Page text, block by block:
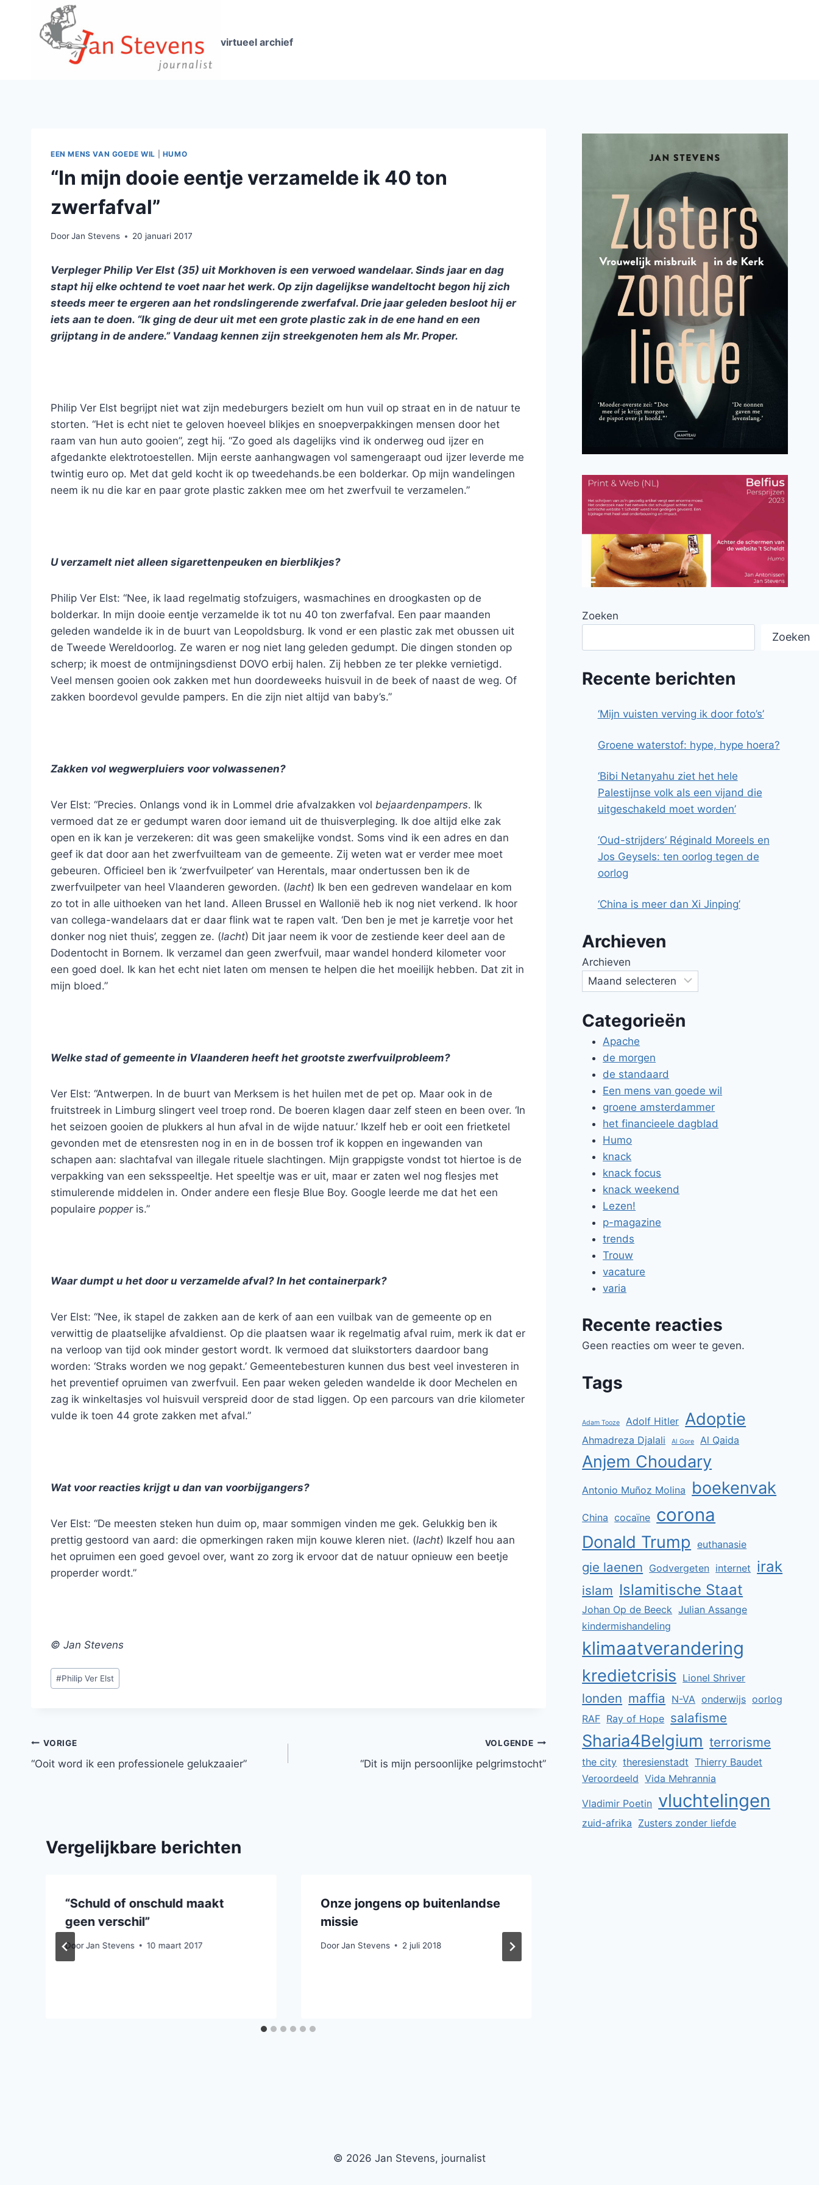
virtueel archief
EEN MENS VAN GOEDE WIL HUMO
“In mijn dooie eentje verzamelde ik 40 ton
zwerfafval”
DoorJan Stevens 20 januari 2017
Verpleger Philip Ver Elst (35) uit Morkhoven is een verwoed wandelaar. Sinds jaar en dag
stapt hij elke ochtend te voet naar het werk. Op zijn dagelijkse wandeltocht begon hij zich
steeds meer te ergeren aan het rondslingerende zwerfafval. Drie jaar geleden besloot hij er
iets aan te doen. “Ik ging de deur uit met een grote plastic zak in de ene hand en een
grijptang in de andere.” Vandaag kennen zijn streekgenoten hem als Mr. Proper.
Philip Ver Elst begrijpt niet wat zijn medeburgers bezielt om hun vuil op straat en in de natuur te
storten. “Het is echt niet te geloven hoeveel blikjes en snoepverpakkingen mensen door het
raam van hun auto gooien”, zegt hij. “Zo goed als dagelijks vind ik onderweg oud ijzer en
afgedankte elektrotoestellen. Mijn eerste aanhangwagen vol samengeraapt oud ijzer leverde me
twintig euro op. Met dat geld kocht ik op tweedehands.be een bolderkar. Op mijn wandelingen
neem ik nu die kar en paar grote plastic zakken mee om het zwerfvuil te verzamelen.”
U verzamelt niet alleen sigarettenpeuken en bierblikjes?
Philip Ver Elst: “Nee, ik laad regelmatig stofzuigers, wasmachines en droogkasten op de
bolderkar. In mijn dooie eentje verzamelde ik tot nu 40 ton zwerfafval. Een paar maanden
geleden wandelde ik in de buurt van Leopoldsburg. Ik vond er een plastic zak met obussen uit
de Tweede Wereldoorlog. Ze waren er nog niet lang geleden gedumpt. Die dingen stonden op
scherp; ik moest de ontmijningsdienst DOVO erbij halen. Zij hebben ze ter plekke vernietigd.
Veel mensen gooien ook zakken met hun doordeweeks huisvuil in de beek of naast de weg. Of
zakken boordevol gevulde pampers. En die zijn niet altijd van baby’s.”
Zakken vol wegwerpluiers voor volwassenen?
Ver Elst: “Precies. Onlangs vond ik in Lommel drie afvalzakken vol bejaardenpampers. Ik
vermoed dat ze er gedumpt waren door iemand uit de thuisverpleging. Ik doe altijd elke zak
open en ik kan je verzekeren: dit was geen smakelijke vondst. Soms vind ik een adres en dan
geef ik dat door aan het zwerfvuilteam van de gemeente. Zij weten wat er verder mee moet
gebeuren. Officieel ben ik ‘zwerfvuilpeter’ van Herentals, maar ondertussen ben ik de
zwerfvuilpeter van heel Vlaanderen geworden. (lacht) Ik ben een gedreven wandelaar en kom
zo tot in alle uithoeken van het land. Alleen Brussel en Wallonië heb ik nog niet verkend. Ik hoor
van collega-wandelaars dat er daar flink wat te rapen valt. ‘Den ben je met je karretje voor het
donker nog niet thuis’, zeggen ze. (lacht) Dit jaar neem ik voor de zestiende keer deel aan de
Dodentocht in Bornem. Ik verzamel dan geen zwerfvuil, maar wandel honderd kilometer voor
een goed doel. Ik kan het echt niet laten om mensen te helpen die het moeilijk hebben. Dat zit in
mijn bloed.”
Welke stad of gemeente in Vlaanderen heeft het grootste zwerfvuilprobleem?
Ver Elst: “Antwerpen. In de buurt van Merksem is het huilen met de pet op. Maar ook in de
fruitstreek in Limburg slingert veel troep rond. De boeren klagen daar zelf steen en been over. ‘In
het seizoen gooien de plukkers al hun afval in de wijde natuur.’ Ikzelf heb er ooit een frietketel
gevonden met de etensresten nog in en in de bossen trof ik koppen en ingewanden van
schapen aan: slachtafval van illegale rituele slachtingen. Mijn grappigste vondst tot hiertoe is de
verpakking van een seksspeeltje. Het speeltje was er uit, maar er zaten wel nog flesjes met
stimulerende middelen in. Onder andere een flesje Blue Boy. Google leerde me dat het een
populaire popper is.”
Waar dumpt u het door u verzamelde afval? In het containerpark?
Ver Elst: “Nee, ik stapel de zakken aan de kerk of aan een vuilbak van de gemeente op en
verwittig de plaatselijke afvaldienst. Op die plaatsen waar ik regelmatig afval ruim, merk ik dat er
na verloop van tijd ook minder gestort wordt. Ik vermoed dat sluikstorters daardoor bang
worden: ‘Straks worden we nog gepakt.’ Gemeentebesturen kunnen dus best veel investeren in
het preventief opruimen van zwerfvuil. Een paar weken geleden wandelde ik door Mechelen en
zag ik winkeltasjes vol huisvuil verspreid door de stad liggen. Op een parcours van drie kilometer
vulde ik toen 44 grote zakken met afval.”
Wat voor reacties krijgt u dan van voorbijgangers?
Ver Elst: “De meesten steken hun duim op, maar sommigen vinden me gek. Gelukkig ben ik
prettig gestoord van aard: die opmerkingen raken mijn kouwe kleren niet. (lacht) Ikzelf hou aan
het opruimen een goed gevoel over, want zo zorg ik ervoor dat de natuur opnieuw een beetje
properder wordt.”
© Jan Stevens
Bericht
tags:
#Philip Ver Elst
Bericht
navigatie
VORIGE
“Ooit word ik een professionele gelukzaaier”
VOLGENDE
“Dit is mijn persoonlijke pelgrimstocht”
Vergelijkbare berichten
“Schuld of onschuld maakt
geen verschil”
DoorJan Stevens 10 maart 2017
Onze jongens op buitenlandse
missie
Door Jan Stevens 2 juli 2018
Zoeken
Zoeken
Recente berichten
‘Mijn vuisten verving ik door foto’s’
Groene waterstof: hype, hype hoera?
‘Bibi Netanyahu ziet het hele
Palestijnse volk als een vijand die
uitgeschakeld moet worden’
‘Oud-strijders’ Réginald Moreels en
Jos Geysels: ten oorlog tegen de
oorlog
‘China is meer dan Xi Jinping’
Archieven
Archieven
Categorieën
Apache
de morgen
de standaard
Een mens van goede wil
groene amsterdammer
het financieele dagblad
Humo
knack
knack focus
knack weekend
Lezen!
p-magazine
trends
Trouw
vacature
varia
Recente reacties
Geen reacties om weer te geven.
Tags
Adam Tooze Adolf Hitler Adoptie
Ahmadreza Djalali Al Gore Al Qaida
Anjem Choudary
Antonio Muñoz Molina boekenvak
China cocaïne corona
Donald Trump euthanasie
gie laenen Godvergeten internet irak
islam Islamitische Staat
Johan Op de Beeck Julian Assange
kindermishandeling
klimaatverandering
kredietcrisis Lionel Shriver
londen maffia N-VA onderwijs oorlog
RAF Ray of Hope salafisme
Sharia4Belgium terrorisme
the city theresienstadt Thierry Baudet
Veroordeeld Vida Mehrannia
Vladimir Poetin vluchtelingen
zuid-afrika Zusters zonder liefde
© 2026 Jan Stevens, journalist